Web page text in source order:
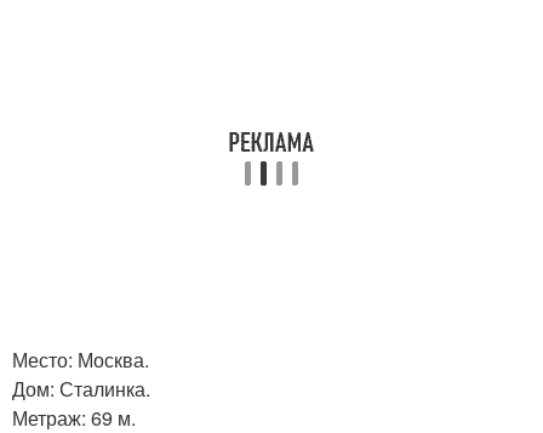
Место: Москва.
Дом: Сталинка.
Метраж: 69 м.